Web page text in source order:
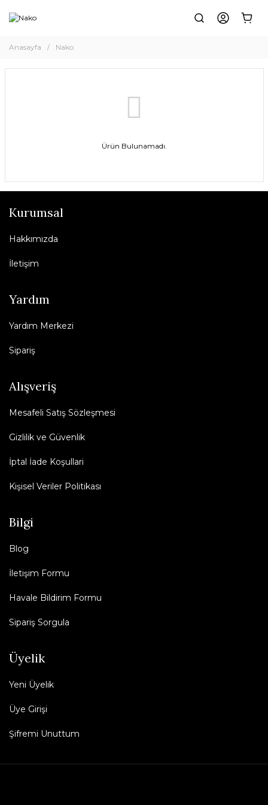
Anasayfa Nako
Ürün Bulunamadı.
Kurumsal
Hakkımızda
İletişim
Yardım
Yardım Merkezi
Sipariş
Alışveriş
Mesafeli Satış Sözleşmesi
Gizlilik ve Güvenlik
İptal İade Koşullari
Kişisel Veriler Politikası
Bilgi
Blog
İletişim Formu
Havale Bildirim Formu
Sipariş Sorgula
Üyelik
Yeni Üyelik
Üye Girişi
Şifremi Unuttum